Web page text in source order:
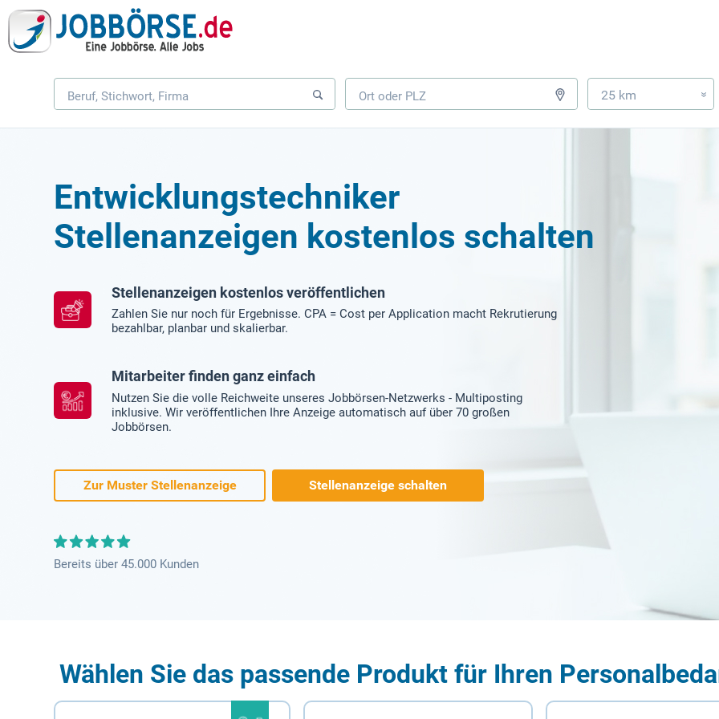
25 km »
Entwicklungstechniker
Stellenanzeigen kostenlos schalten
Stellenanzeigen kostenlos veröffentlichen
Zahlen Sie nur noch für Ergebnisse. CPA = Cost per Application macht Rekrutierung
bezahlbar, planbar und skalierbar.
Mitarbeiter finden ganz einfach
Nutzen Sie die volle Reichweite unseres Jobbörsen-Netzwerks - Multiposting
inklusive. Wir veröffentlichen Ihre Anzeige automatisch auf über 70 großen
Jobbörsen.
Zur Muster Stellenanzeige Stellenanzeige schalten
Bereits über 45.000 Kunden
Wählen Sie das passende Produkt für Ihren